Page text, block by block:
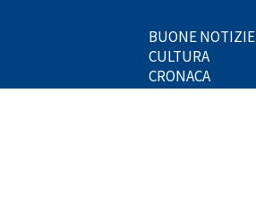
BUONE NOTIZIE
CULTURA
CRONACA